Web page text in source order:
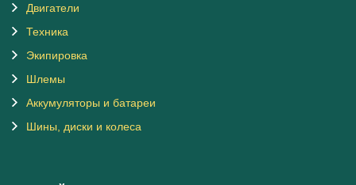
Двигатели
Техника
Экипировка
Шлемы
Аккумуляторы и батареи
Шины, диски и колеса